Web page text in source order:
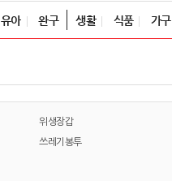
유아 완구 생활 식품 가구
위생장갑
쓰레기봉투